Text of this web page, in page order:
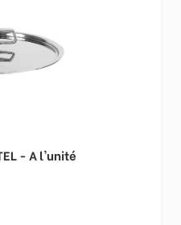
- A l'unité